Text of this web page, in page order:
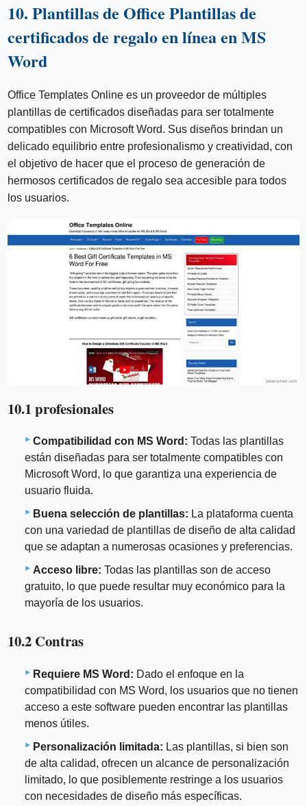
10. Plantillas de Office Plantillas de
certificados de regalo en línea en MS
Word
Office Templates Online es un proveedor de múltiples
plantillas de certificados diseñadas para ser totalmente
compatibles con Microsoft Word. Sus diseños brindan un
delicado equilibrio entre profesionalismo y creatividad, con
el objetivo de hacer que el proceso de generación de
hermosos certificados de regalo sea accesible para todos
los usuarios.
10.1 profesionales
Compatibilidad con MS Word: Todas las plantillas
están diseñadas para ser totalmente compatibles con
Microsoft Word, lo que garantiza una experiencia de
usuario fluida.
Buena selección de plantillas: La plataforma cuenta
con una variedad de plantillas de diseño de alta calidad
que se adaptan a numerosas ocasiones y preferencias.
Acceso libre: Todas las plantillas son de acceso
gratuito, lo que puede resultar muy económico para la
mayoría de los usuarios.
10.2 Contras
Requiere MS Word: Dado el enfoque en la
compatibilidad con MS Word, los usuarios que no tienen
acceso a este software pueden encontrar las plantillas
menos útiles.
Personalización limitada: Las plantillas, si bien son
de alta calidad, ofrecen un alcance de personalización
limitado, lo que posiblemente restringe a los usuarios
con necesidades de diseño más específicas.